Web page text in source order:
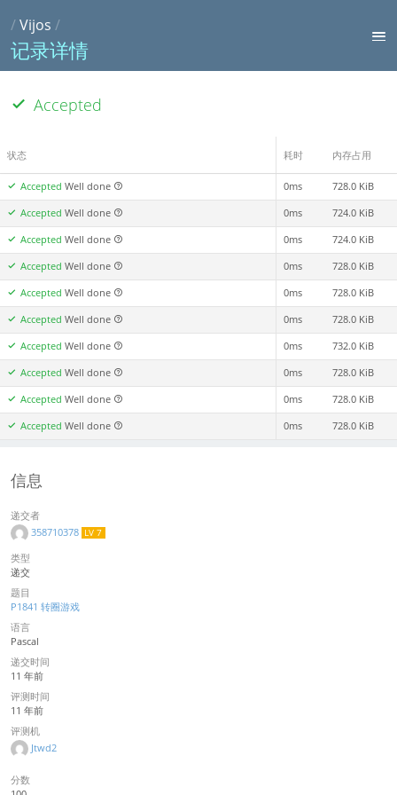
/Vijos /
记录详情
Accepted
状态 耗时 内存占用
AcceptedWell done 0ms 728.0 KiB
AcceptedWell done 0ms 724.0 KiB
AcceptedWell done 0ms 724.0 KiB
AcceptedWell done 0ms 728.0 KiB
AcceptedWell done 0ms 728.0 KiB
AcceptedWell done 0ms 728.0 KiB
AcceptedWell done 0ms 732.0 KiB
AcceptedWell done 0ms 728.0 KiB
AcceptedWell done 0ms 728.0 KiB
AcceptedWell done 0ms 728.0 KiB
信息
递交者
358710378 LV 7
类型
递交
题目
P1841 转圈游戏
语言
Pascal
递交时间
11 年前
评测时间
11 年前
评测机
Jtwd2
分数